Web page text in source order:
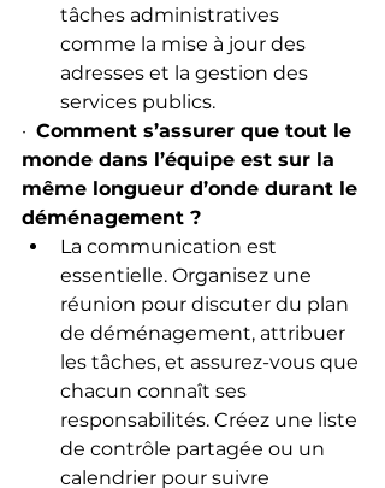
tâches administratives
comme la mise à jour des
adresses et la gestion des
services publics.
· Comment s’assurer que tout le
monde dans l’équipe est sur la
même longueur d’onde durant le
déménagement ?
La communication est
essentielle. Organisez une
réunion pour discuter du plan
de déménagement, attribuer
les tâches, et assurez-vous que
chacun connaît ses
responsabilités. Créez une liste
de contrôle partagée ou un
calendrier pour suivre